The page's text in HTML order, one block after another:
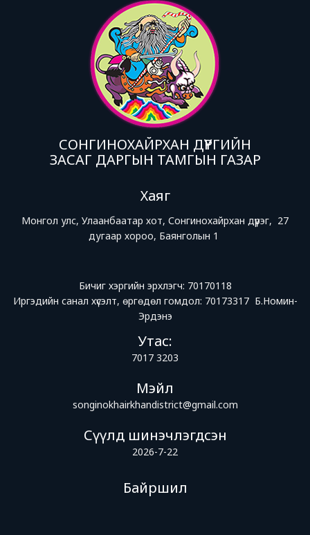
СОНГИНОХАЙРХАН ДҮҮРГИЙН
ЗАСАГ ДАРГЫН ТАМГЫН ГАЗАР
Хаяг
Монгол улс, Улаанбаатар хот, Сонгинохайрхан дүүрэг, 27
дугаар хороо, Баянголын 1
Бичиг хэргийн эрхлэгч: 70170118
Иргэдийн санал хүсэлт, өргөдөл гомдол: 70173317 Б.Номин-
Эрдэнэ
Утас:
7017 3203
Мэйл
songinokhairkhandistrict@gmail.com
Сүүлд шинэчлэгдсэн
2026-7-22
Байршил